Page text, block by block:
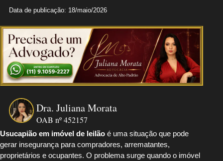
Data de publicação: 18/maio/2026
Dra. Juliana Morata
OAB nº 452157
Usucapião em imóvel de leilão é uma situação que pode
gerar insegurança para compradores, arrematantes,
proprietários e ocupantes. O problema surge quando o imóvel